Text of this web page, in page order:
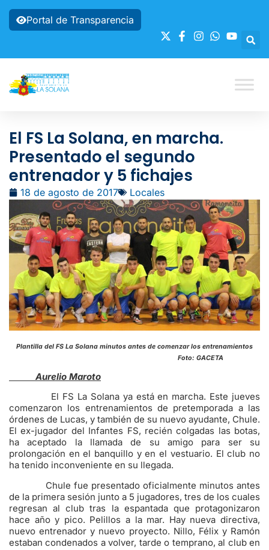
Portal de Transparencia
El FS La Solana, en marcha.
Presentado el segundo
entrenador y 5 fichajes
18 de agosto de 2017 Locales
Plantilla del FS La Solana minutos antes de comenzar los entrenamientos
Foto: GACETA
Aurelio Maroto
El FS La Solana ya está en marcha. Este jueves
comenzaron los entrenamientos de pretemporada a las
órdenes de Lucas, y también de su nuevo ayudante, Chule.
El ex-jugador del Infantes FS, recién colgadas las botas,
ha aceptado la llamada de su amigo para ser su
prolongación en el banquillo y en el vestuario. El club no
ha tenido inconveniente en su llegada.
Chule fue presentado oficialmente minutos antes
de la primera sesión junto a 5 jugadores, tres de los cuales
regresan al club tras la espantada que protagonizaron
hace año y pico. Pelillos a la mar. Hay nueva directiva,
nuevo entrenador y nuevo proyecto. Nillo, Félix y Ramón
estaban condenados a volver, tarde o temprano, al club en